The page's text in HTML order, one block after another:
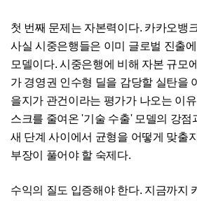
첫 번째 문제는 자본력이다. 카카오뱅
사실 시중은행들은 이미 글로벌 진출
모델이다. 시중은행에 비해 자본 규모
가 경영권 인수형 딜을 감당할 실탄을
을지가 관건이라는 평가가 나오는 이
스크를 줄여온 '기술 수출' 모델의 강점
새 단계 사이에서 균형을 어떻게 맞출
부장이 풀어야 할 숙제다.
수익의 질도 입증해야 한다. 지금까지